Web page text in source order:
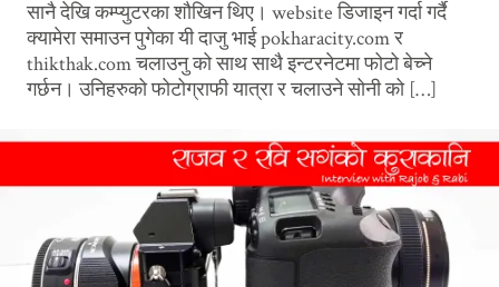
सानै देखि कम्प्युटरका शौखिन थिए। website डिजाइन गर्दा गर्दै
क्यामेरा समाउन पुगेका यी दाजु भाई pokharacity.com र
thikthak.com चलाउनु को साथ साथै इन्टरनेटमा फोटो बेच्ने
गर्छन। उनिहरुको फोटोग्राफी यात्रा र चलाउने सोनी को […]